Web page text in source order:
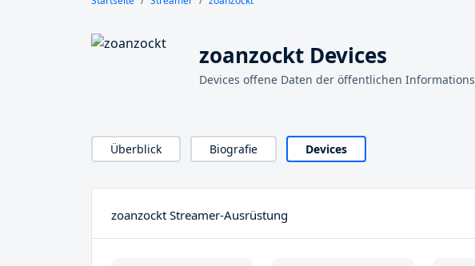
zoanzockt Devices
Devices offene Daten der öffentlichen
Überblick Biografie Devices
zoanzockt Streamer-Ausrüstung